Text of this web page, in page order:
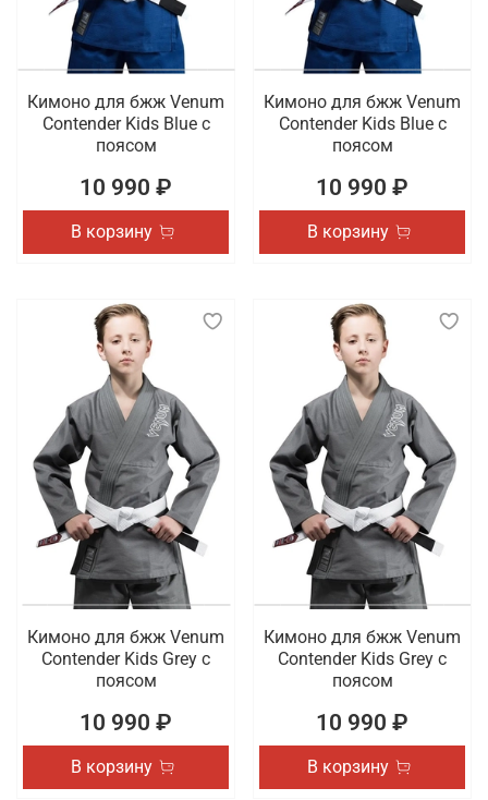
Кимоно для бжж Venum
Contender Kids Blue с
поясом
10 990 ₽
В корзину
Кимоно для бжж Venum
Contender Kids Blue с
поясом
10 990 ₽
В корзину
Кимоно для бжж Venum
Contender Kids Grey с
поясом
10 990 ₽
В корзину
Кимоно для бжж Venum
Contender Kids Grey с
поясом
10 990 ₽
В корзину